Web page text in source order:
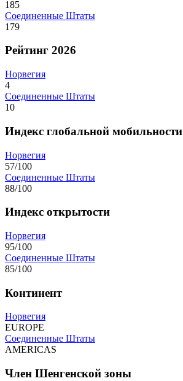
185
Соединенные Штаты
179
Рейтинг 2026
Норвегия
4
Соединенные Штаты
10
Индекс глобальной мобильности
Норвегия
57/100
Соединенные Штаты
88/100
Индекс открытости
Норвегия
95/100
Соединенные Штаты
85/100
Континент
Норвегия
EUROPE
Соединенные Штаты
AMERICAS
Член Шенгенской зоны